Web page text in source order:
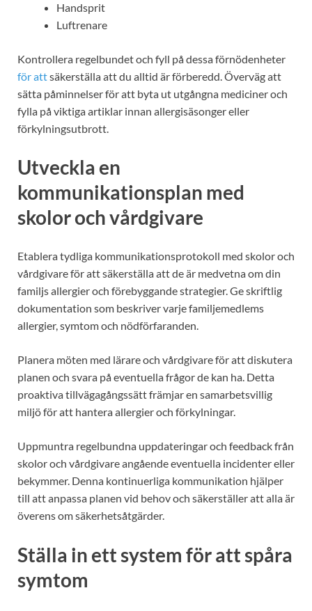
Handsprit
Luftrenare
Kontrollera regelbundet och fyll på dessa förnödenheter
för attsäkerställa att du alltid är förberedd. Överväg att
sätta påminnelser för att byta ut utgångna mediciner och
fylla på viktiga artiklar innan allergisäsonger eller
förkylningsutbrott.
Utveckla en
kommunikationsplan med
skolor och vårdgivare
Etablera tydliga kommunikationsprotokoll med skolor och
vårdgivare för att säkerställa att de är medvetna om din
familjs allergier och förebyggande strategier. Ge skriftlig
dokumentation som beskriver varje familjemedlems
allergier, symtom och nödförfaranden.
Planera möten med lärare och vårdgivare för att diskutera
planen och svara på eventuella frågor de kan ha. Detta
proaktiva tillvägagångssätt främjar en samarbetsvillig
miljö för att hantera allergier och förkylningar.
Uppmuntra regelbundna uppdateringar och feedback från
skolor och vårdgivare angående eventuella incidenter eller
bekymmer. Denna kontinuerliga kommunikation hjälper
till att anpassa planen vid behov och säkerställer att alla är
överens om säkerhetsåtgärder.
Ställa in ett system för att spåra
symtom